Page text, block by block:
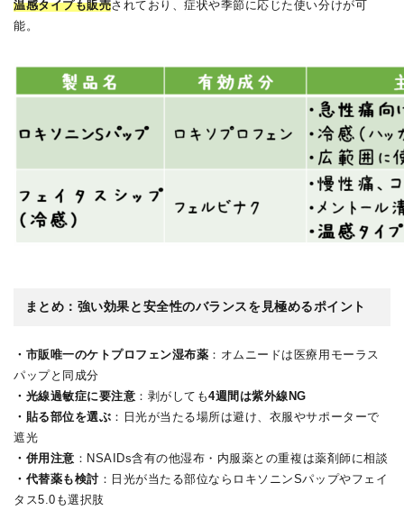
温感タイプも販売されており、症状や季節に応じた使い分けが可
能。
まとめ：強い効果と安全性のバランスを見極めるポイント
・市販唯一のケトプロフェン湿布薬 ：オムニードは医療用モーラス
パップと同成分
・光線過敏症に要注意 ：剥がしても4週間は紫外線NG
・貼る部位を選ぶ ：日光が当たる場所は避け、衣服やサポーターで
遮光
・併用注意 ：NSAIDs含有の他湿布・内服薬との重複は薬剤師に相談
・代替薬も検討：日光が当たる部位ならロキソニンSパップやフェイ
タス5.0も選択肢